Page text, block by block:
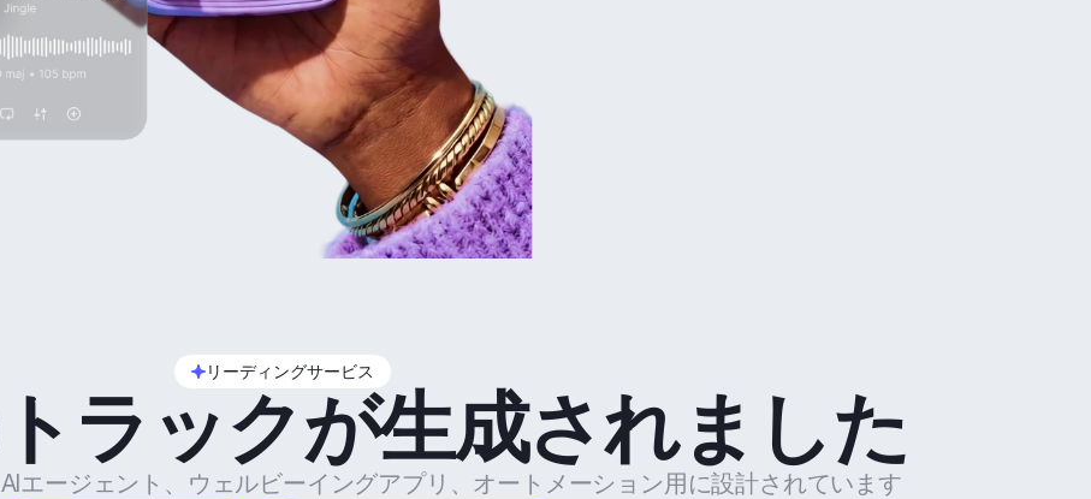
リーディングサービス
ラックが生成されました
エージェント、ウェルビーイングアプリ、オートメーション用に設計されています